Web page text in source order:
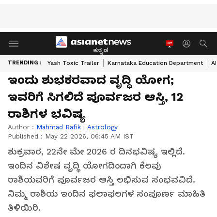
ಕನ್ನಡ
TRENDING : Yash Toxic Trailer Karnataka Education Department
ಇಂದು ಶುಭಕರವಾದ ವೃದ್ಧಿ ಯೋಗ;
ಇವರಿಗೆ ಸಿಗಲಿದೆ ಪೂರ್ವಜರ ಆಸ್ತಿ, 12
ರಾಶಿಗಳ ಭವಿಷ್ಯ
Author : Mahmad Rafik | Astrology
Published : May 22 2026, 06:45 AM IST
ಶುಕ್ರವಾರ, 22ನೇ ಮೇ 2026 ರ ದಿನಭವಿಷ್ಯ ಇಲ್ಲಿದೆ.
ಇಂದಿನ ವಿಶೇಷ ವೃದ್ಧಿ ಯೋಗದಿಂದಾಗಿ ಕೆಲವು
ರಾಶಿಯವರಿಗೆ ಪೂರ್ವಜರ ಆಸ್ತಿ ಲಭಿಸುವ ಸಂಭವವಿದೆ.
ನಿಮ್ಮ ರಾಶಿಯ ಇಂದಿನ ಫಲಾಫಲಗಳ ಸಂಪೂರ್ಣ ಮಾಹಿತಿ
ತಿಳಿಯಿರಿ.